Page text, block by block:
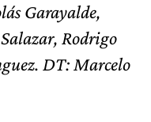
Garayalde,
Rodrigo
DT: Marcelo